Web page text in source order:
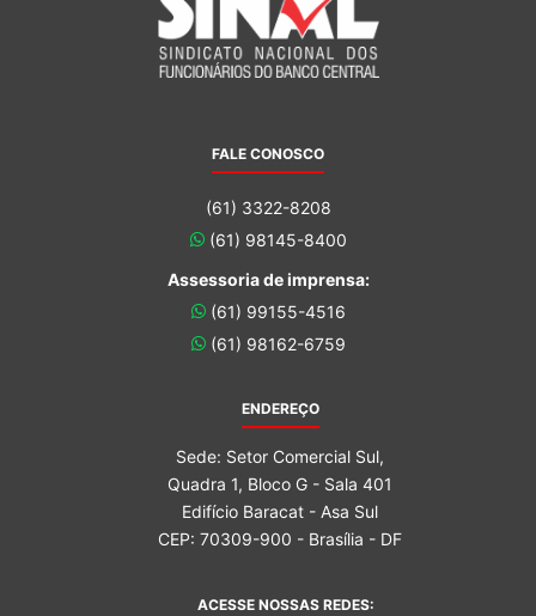
FALE CONOSCO
(61) 3322-8208
(61) 98145-8400
Assessoria de imprensa:
(61) 99155-4516
(61) 98162-6759
ENDEREÇO
Sede: Setor Comercial Sul,
Quadra 1, Bloco G - Sala 401
Edifício Baracat - Asa Sul
CEP: 70309-900 - Brasília - DF
ACESSE NOSSAS REDES: